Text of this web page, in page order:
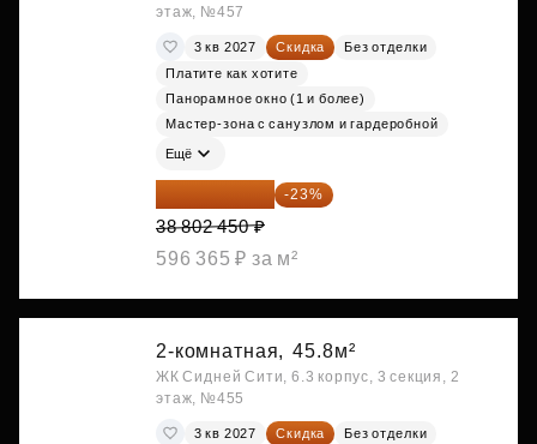
этаж, №457
3 кв 2027 Скидка
Без отделки
Платите как хотите
Панорамное окно (1 и более)
Мастер-зона с санузлом и гардеробной
Ещё
29 877 887 ₽ -23%
38 802 450 ₽
596 365 ₽ за м²
2-комнатная, 45.8м²
ЖК Сидней Сити, 6.3 корпус, 3 секция, 2
этаж, №455
3 кв 2027 Скидка
Без отделки